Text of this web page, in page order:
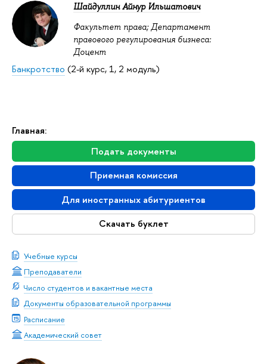
Главная:
Подать документы
Приемная комиссия
Для иностранных абитуриентов
Скачать буклет
Учебные курсы
Преподаватели
Число студентов и вакантные места
Документы образовательной программы
Расписание
Академический совет
Шайдуллин Айнур Ильшатович
Факультет права; Департамент
правового регулирования бизнеса:
Доцент
Банкротство (2-й курс, 1, 2 модуль)